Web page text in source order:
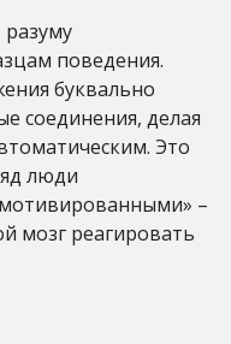
поведения.
буквально
соединения, делая
Это
люди
мотивированными» –
мозг реагировать